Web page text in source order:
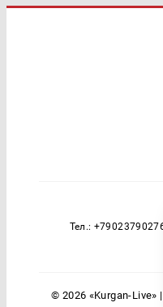
Тел.:
© 2026 «Kurgan-